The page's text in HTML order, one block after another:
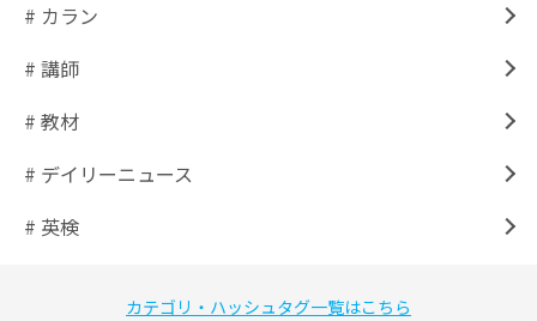
# カラン
# 講師
# 教材
# デイリーニュース
# 英検
カテゴリ・ハッシュタグ一覧はこちら